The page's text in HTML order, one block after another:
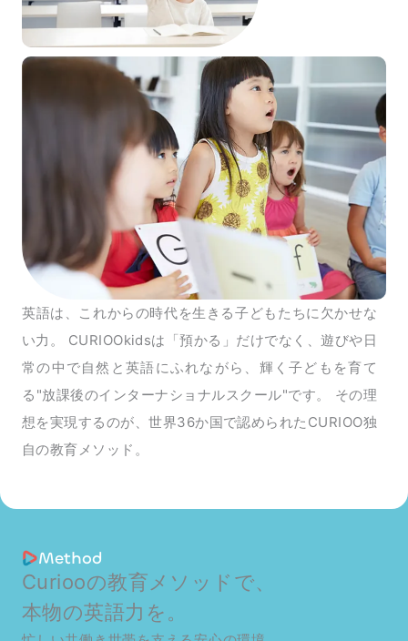
英語は、これからの時代を生きる子どもたちに欠かせな
い力。 CURIOOkidsは「預かる」だけでなく、遊びや日
常の中で自然と英語にふれながら、輝く子どもを育て
る"放課後のインターナショナルスクール"です。 その理
想を実現するのが、世界36か国で認められたCURIOO独
自の教育メソッド。
Method
Curiooの教育メソッドで、
本物の英語力を。